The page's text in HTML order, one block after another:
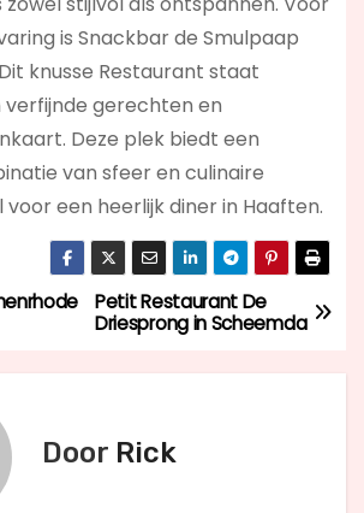
is Snackbar de Smulpaap
knusse Restaurant staat
verfijnde gerechten en
Deze plek biedt een
van sfeer en culinaire
voor een heerlijk diner in Haaften.
Petit Restaurant De
Driesprong in Scheemda
Door Rick